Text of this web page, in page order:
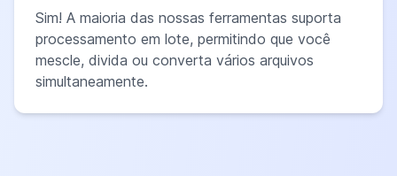
Sim! A maioria das nossas ferramentas suporta
processamento em lote, permitindo que você
mescle, divida ou converta vários arquivos
simultaneamente.